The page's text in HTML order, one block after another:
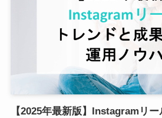
【2025年最新版】Instagramリ